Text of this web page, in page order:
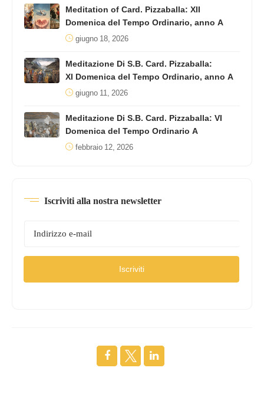
Meditation of Card. Pizzaballa: XII
Domenica del Tempo Ordinario, anno A
giugno 18, 2026
Meditazione Di S.B. Card. Pizzaballa:
XI Domenica del Tempo Ordinario, anno A
giugno 11, 2026
Meditazione Di S.B. Card. Pizzaballa: VI
Domenica del Tempo Ordinario A
febbraio 12, 2026
Iscriviti alla nostra newsletter
Iscriviti